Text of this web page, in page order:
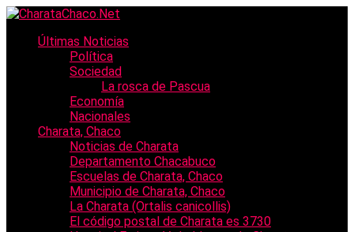
Últimas Noticias
Política
Sociedad
La rosca de Pascua
Economía
Nacionales
Charata, Chaco
Noticias de Charata
Departamento Chacabuco
Escuelas de Charata, Chaco
Municipio de Charata, Chaco
La Charata (Ortalis canicollis)
El código postal de Charata es 3730